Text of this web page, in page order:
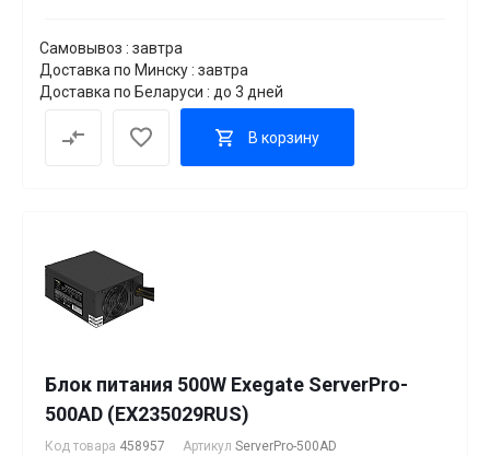
Самовывоз : завтра
Доставка по Минску : завтра
Доставка по Беларуси : до 3 дней
В корзину
Блок питания 500W Exegate ServerPro-
500AD (EX235029RUS)
Код товара 458957 Артикул ServerPro-500AD